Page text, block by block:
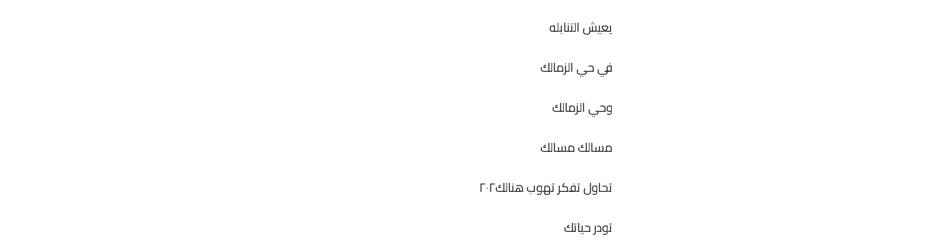
یعیش التنابله
في حي الزمالك
وحي الزمالك
مسالك مسالك
تحاول تفكر تهوب هنالك٢٠٢
تودر حیاتك